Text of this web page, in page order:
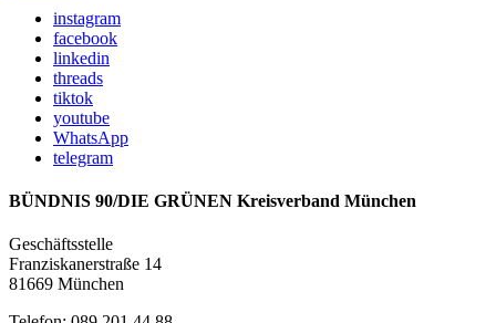
instagram
facebook
linkedin
threads
tiktok
youtube
WhatsApp
telegram
BÜNDNIS 90/DIE GRÜNEN Kreisverband München
Geschäftsstelle
Franziskanerstraße 14
81669 München